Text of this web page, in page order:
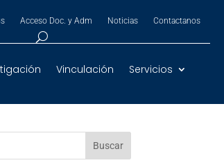
Acceso Doc. y Adm Noticias Contactanos
Vinculación Servicios
Buscar